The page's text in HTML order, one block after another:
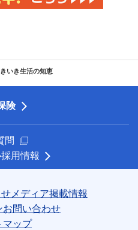
いき生活の知恵
険
問新規ウィンドウを開きます
採用情報
メディア掲載情報
お問い合わせ
マップ